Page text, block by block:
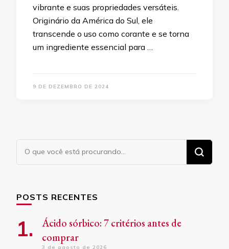
vibrante e suas propriedades versáteis.
Originário da América do Sul, ele
transcende o uso como corante e se torna
um ingrediente essencial para …
9 DE DEZEMBRO DE 2024
Procurando
algo?
POSTS RECENTES
Ácido sórbico: 7 critérios antes de
comprar
3 de agosto de 2026